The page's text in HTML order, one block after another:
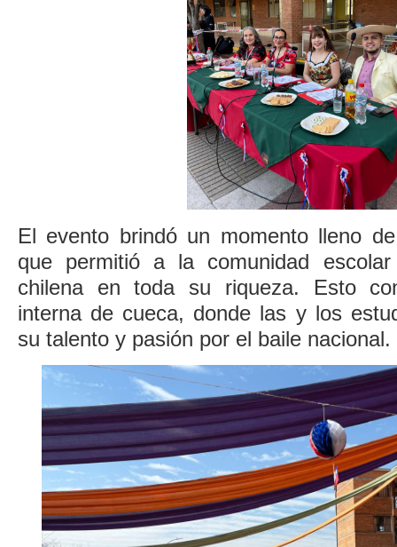
El evento brindó un momento lleno
que permitió a la comunidad
chilena en toda su riqueza. Esto
interna de cueca, donde las y los
su talento y pasión por el baile nacional.